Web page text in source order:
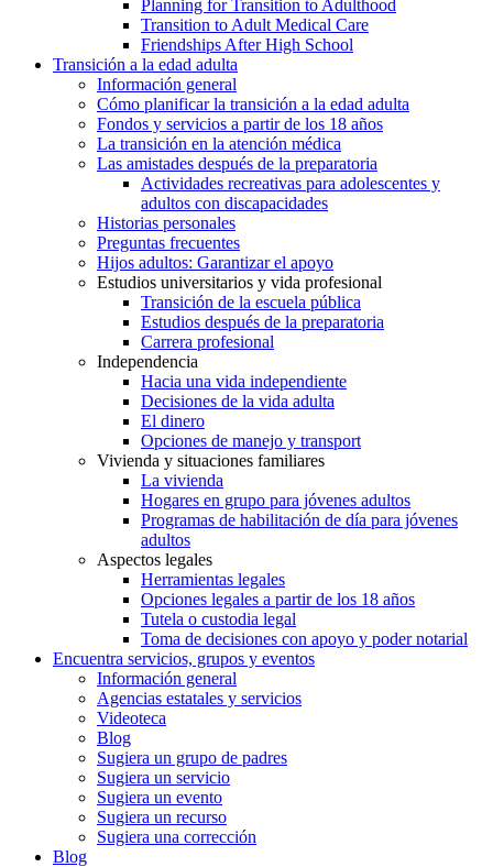
Planning for Transition to Adulthood
Transition to Adult Medical Care
Friendships After High School
Transición a la edad adulta
Información general
Cómo planificar la transición a la edad adulta
Fondos y servicios a partir de los 18 años
La transición en la atención médica
Las amistades después de la preparatoria
Actividades recreativas para adolescentes y
adultos con discapacidades
Historias personales
Preguntas frecuentes
Hijos adultos: Garantizar el apoyo
Estudios universitarios y vida profesional
Transición de la escuela pública
Estudios después de la preparatoria
Carrera profesional
Independencia
Hacia una vida independiente
Decisiones de la vida adulta
El dinero
Opciones de manejo y transport
Vivienda y situaciones familiares
La vivienda
Hogares en grupo para jóvenes adultos
Programas de habilitación de día para jóvenes
adultos
Aspectos legales
Herramientas legales
Opciones legales a partir de los 18 años
Tutela o custodia legal
Toma de decisiones con apoyo y poder notarial
Encuentra servicios, grupos y eventos
Información general
Agencias estatales y servicios
Videoteca
Blog
Sugiera un grupo de padres
Sugiera un servicio
Sugiera un evento
Sugiera un recurso
Sugiera una corrección
Blog